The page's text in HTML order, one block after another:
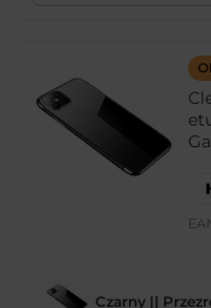
Czarny ||